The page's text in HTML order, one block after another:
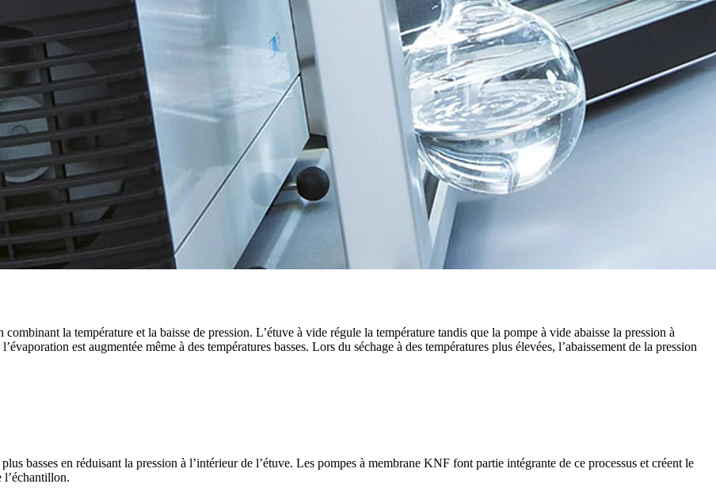
la température et la baisse de pression. L’étuve à vide régule la température tandis que la pompe à vide abaisse la pression à
est augmentée même à des températures basses. Lors du séchage à des températures plus élevées, l’abaissement de la pression
basses en réduisant la pression à l’intérieur de l’étuve. Les pompes à membrane KNF font partie intégrante de ce processus et créent le
l’échantillon.